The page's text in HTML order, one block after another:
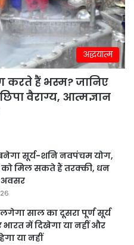
अद्धयात्म
करते हैं भस्म? जानिए
वैराग्य, आत्मज्ञान
सूर्य-शनि नवपंचम योग,
को मिल सकते हैं तरक्की, धन
साल का दूसरा पूर्ण सूर्य
भारत में दिखेगा या नहीं और
या नहीं